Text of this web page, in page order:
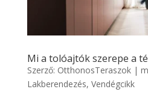
Mi a tolóajtók szerepe a
Szerző: OtthonosTeraszok|
Lakberendezés, Vendégcikk